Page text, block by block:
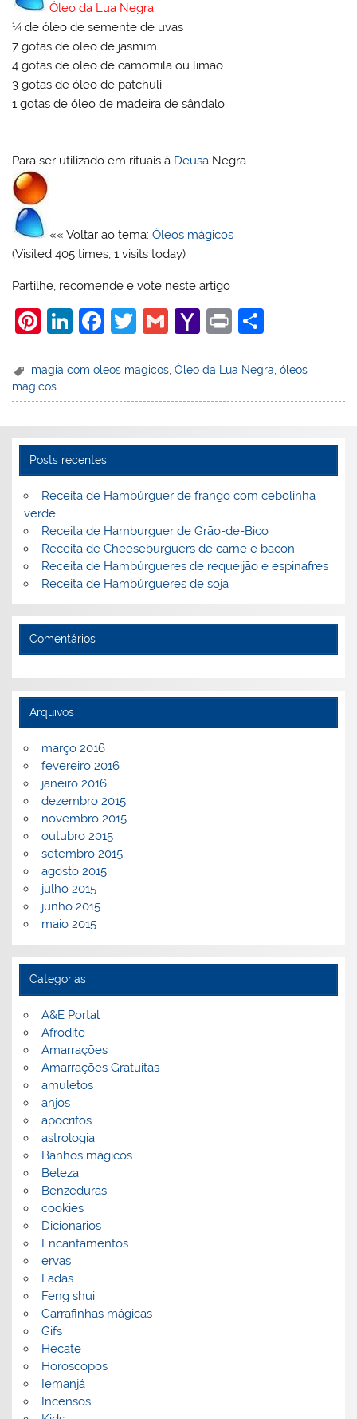
Óleo da Lua Negra
¼ de óleo de semente de uvas
7 gotas de óleo de jasmim
4 gotas de óleo de camomila ou limão
3 gotas de óleo de patchuli
1 gotas de óleo de madeira de sândalo
Para ser utilizado em rituais à Deusa Negra.
«« Voltar ao tema:Óleos mágicos
(Visited 405 times, 1 visits today)
Partilhe, recomende e vote neste artigo
Pi
er
e
st
Li
k
e
n
F
c
e
o
o
k
T
itt
er
G
ai
l
Y
h
o
M
ai
l
Pr
t
ar
e
magia com oleos magicos ,Óleo da Lua Negra ,óleos
mágicos
Posts recentes
Receita de Hambúrguer de frango com cebolinha
verde
Receita de Hamburguer de Grão-de-Bico
Receita de Cheeseburguers de carne e bacon
Receita de Hambúrgueres de requeijão e espinafres
Receita de Hambúrgueres de soja
Comentários
Arquivos
março 2016
fevereiro 2016
janeiro 2016
dezembro 2015
novembro 2015
outubro 2015
setembro 2015
agosto 2015
julho 2015
junho 2015
maio 2015
Categorias
A&E Portal
Afrodite
Amarrações
Amarrações Gratuitas
amuletos
anjos
apocrifos
astrologia
Banhos mágicos
Beleza
Benzeduras
cookies
Dicionarios
Encantamentos
ervas
Fadas
Feng shui
Garrafinhas mágicas
Gifs
Hecate
Horoscopos
Iemanjá
Incensos